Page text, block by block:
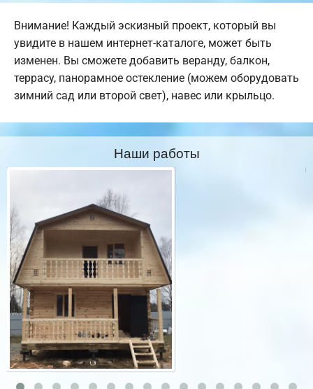
Внимание! Каждый эскизный проект, который вы
увидите в нашем интернет-каталоге, может быть
изменен. Вы сможете добавить веранду, балкон,
террасу, панорамное остекление (можем оборудовать
зимний сад или второй свет), навес или крыльцо.
Наши работы